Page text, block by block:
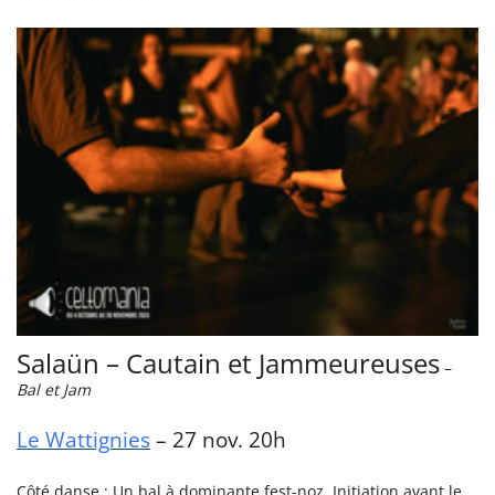
Salaün – Cautain et Jammeureuses –
Bal et Jam
Le Wattignies – 27 nov. 20h
Côté danse : Un bal à dominante fest-noz. Initiation avant le